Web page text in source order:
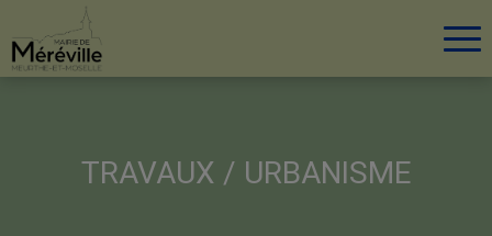
TRAVAUX / URBANISME